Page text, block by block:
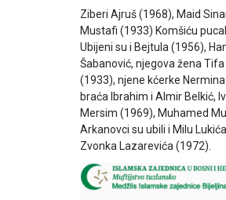
Ziberi Ajruš (1968), Maid
Mustafi (1933) Komšiću
Ubijeni su i Bejtula (1956),
Šabanović, njegova žena
(1933), njene kćerke
braća Ibrahim i Almir Belkić,
Mersim (1969), Muhamed
Arkanovci su ubili i Milu
Zvonka Lazarevića (1972).